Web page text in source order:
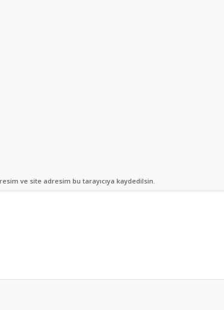
ve site adresim bu tarayıcıya kaydedilsin.